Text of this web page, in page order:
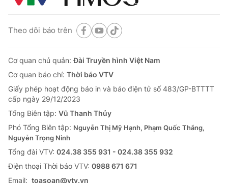
Theo dõi báo trên
Cơ quan chủ quản:Đài Truyền hình Việt Nam
Cơ quan báo chí: Thời báo VTV
Giấy phép hoạt động báo in và báo điện tử số 483/GP-BTTTT
cấp ngày 29/12/2023
Tổng Biên tập: Vũ Thanh Thủy
Phó Tổng Biên tập: Nguyễn Thị Mỹ Hạnh, Phạm Quốc Thắng,
Nguyễn Trọng Ninh
Tổng đài VTV: 024.38 355 931 - 024.38 355 932
Ðiện thoại Thời báo VTV: 0988 671 671
Email: toasoan@vtv.vn